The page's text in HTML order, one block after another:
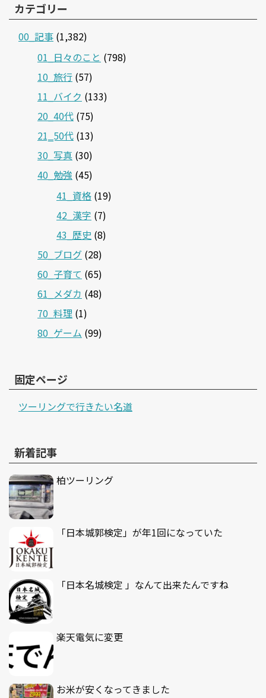
カテゴリー
00_記事 (1,382)
01_日々のこと (798)
10_旅行 (57)
11_バイク (133)
20_40代 (75)
21‗50代 (13)
30_写真 (30)
40_勉強 (45)
41_資格 (19)
42_漢字 (7)
43_歴史 (8)
50_ブログ (28)
60_子育て (65)
61_メダカ (48)
70_料理 (1)
80_ゲーム (99)
固定ページ
ツーリングで行きたい名道
新着記事
柏ツーリング
「日本城郭検定」が年1回になっていた
「日本名城検定 」なんて出来たんですね
楽天電気に変更
お米が安くなってきました